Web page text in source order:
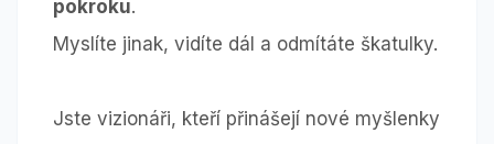
pokroku.
Myslíte jinak, vidíte dál a odmítáte škatulky.
Jste vizionáři, kteří přinášejí nové myšlenky